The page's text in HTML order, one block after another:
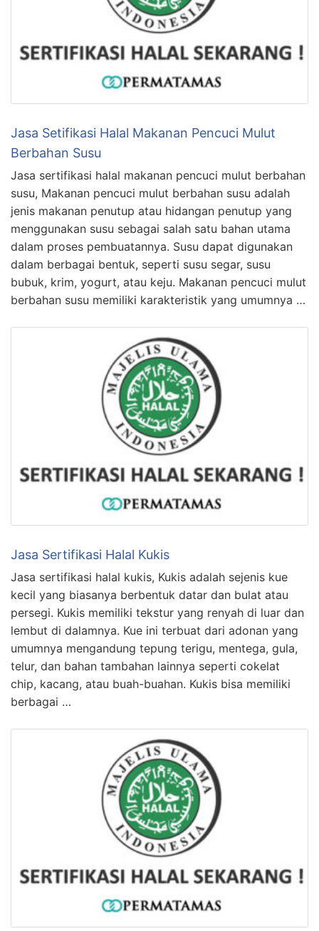
Jasa Setifikasi Halal Makanan Pencuci Mulut
Berbahan Susu
Jasa sertifikasi halal makanan pencuci mulut berbahan
susu, Makanan pencuci mulut berbahan susu adalah
jenis makanan penutup atau hidangan penutup yang
menggunakan susu sebagai salah satu bahan utama
dalam proses pembuatannya. Susu dapat digunakan
dalam berbagai bentuk, seperti susu segar, susu
bubuk, krim, yogurt, atau keju. Makanan pencuci mulut
berbahan susu memiliki karakteristik yang umumnya …
Jasa Sertifikasi Halal Kukis
Jasa sertifikasi halal kukis, Kukis adalah sejenis kue
kecil yang biasanya berbentuk datar dan bulat atau
persegi. Kukis memiliki tekstur yang renyah di luar dan
lembut di dalamnya. Kue ini terbuat dari adonan yang
umumnya mengandung tepung terigu, mentega, gula,
telur, dan bahan tambahan lainnya seperti cokelat
chip, kacang, atau buah-buahan. Kukis bisa memiliki
berbagai …